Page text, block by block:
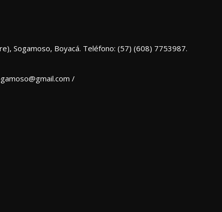
Sogamoso, Boyacá. Teléfono: (57) (608) 7753987.
/